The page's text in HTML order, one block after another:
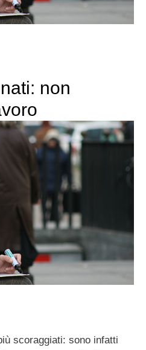
non
scoraggiati: sono infatti